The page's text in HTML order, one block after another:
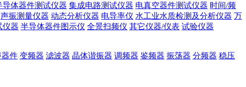
导体器件测试仪器 集成电路测试仪器 电真空器件测试仪器 时间/频
声振测量仪器 动态分析仪器 电导率仪 水工业水质检测及分析仪器 万
仪器 半导体器件图示仪 全景扫频仪 其它仪器/仪表 试验仪器
器件 变频器 滤波器 晶体谐振器 调频器 鉴频器 振荡器 分频器 稳压